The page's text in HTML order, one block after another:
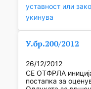
уставност или
укинува
У.бр.200/2012
26/12/2012
СЕ ОТФРЛА
постапка за